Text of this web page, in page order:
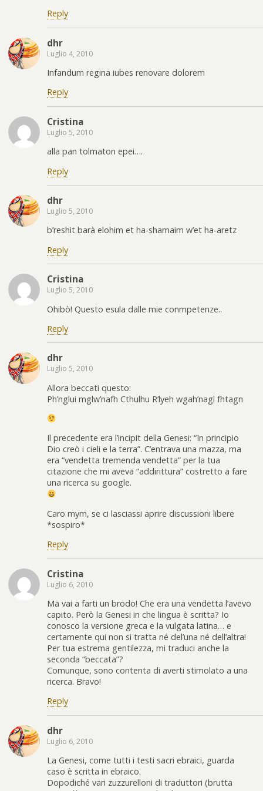
Reply
dhr
Luglio 4, 2010
Infandum regina iubes renovare dolorem
Reply
Cristina
Luglio 5, 2010
alla pan tolmaton epei….
Reply
dhr
Luglio 5, 2010
b’reshit barà elohim et ha-shamaim w’et ha-aretz
Reply
Cristina
Luglio 5, 2010
Ohibò! Questo esula dalle mie conmpetenze..
Reply
dhr
Luglio 5, 2010
Allora beccati questo:
Ph’nglui mglw’nafh Cthulhu R’lyeh wgah’nagl fhtagn
Il precedente era l’incipit della Genesi: “In principio
Dio creò i cieli e la terra”. C’entrava una mazza, ma
era “vendetta tremenda vendetta” per la tua
citazione che mi aveva “addirittura” costretto a fare
una ricerca su google.
Caro mym, se ci lasciassi aprire discussioni libere
*sospiro*
Reply
Cristina
Luglio 6, 2010
Ma vai a farti un brodo! Che era una vendetta l’avevo
capito. Però la Genesi in che lingua è scritta? Io
conosco la versione greca e la vulgata latina… e
certamente qui non si tratta né del’una né dell’altra!
Per tua estrema gentilezza, mi traduci anche la
seconda “beccata”?
Comunque, sono contenta di averti stimolato a una
ricerca. Bravo!
Reply
dhr
Luglio 6, 2010
La Genesi, come tutti i testi sacri ebraici, guarda
caso è scritta in ebraico.
Dopodiché vari zuzzurelloni di traduttori (brutta